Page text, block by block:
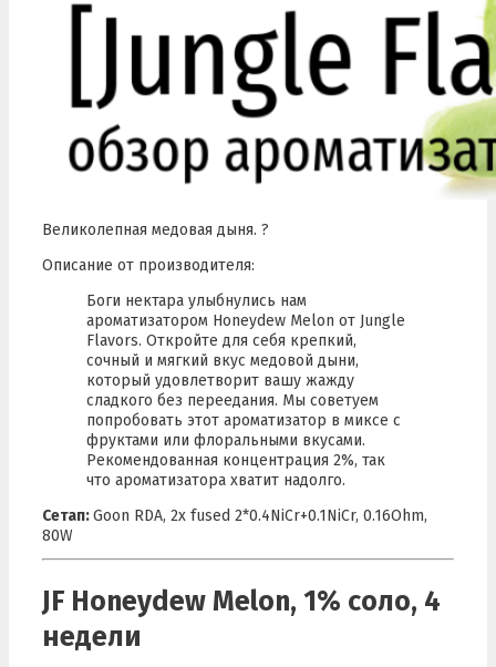
Великолепная медовая дыня. ?
Описание от производителя:
Боги нектара улыбнулись нам
ароматизатором Honeydew Melon от Jungle
Flavors. Откройте для себя крепкий,
сочный и мягкий вкус медовой дыни,
который удовлетворит вашу жажду
сладкого без переедания. Мы советуем
попробовать этот ароматизатор в миксе с
фруктами или флоральными вкусами.
Рекомендованная концентрация 2%, так
что ароматизатора хватит надолго.
Сетап:Goon RDA, 2x fused 2*0.4NiCr+0.1NiCr, 0.16Ohm,
80W
JF Honeydew Melon, 1% соло, 4
недели